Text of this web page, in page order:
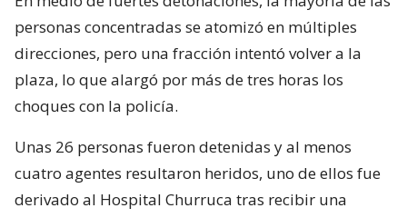
personas concentradas se atomizó en múltiples
direcciones, pero una fracción intentó volver a la
plaza, lo que alargó por más de tres horas los
choques con la policía.
Unas 26 personas fueron detenidas y al menos
cuatro agentes resultaron heridos, uno de ellos fue
derivado al Hospital Churruca tras recibir una